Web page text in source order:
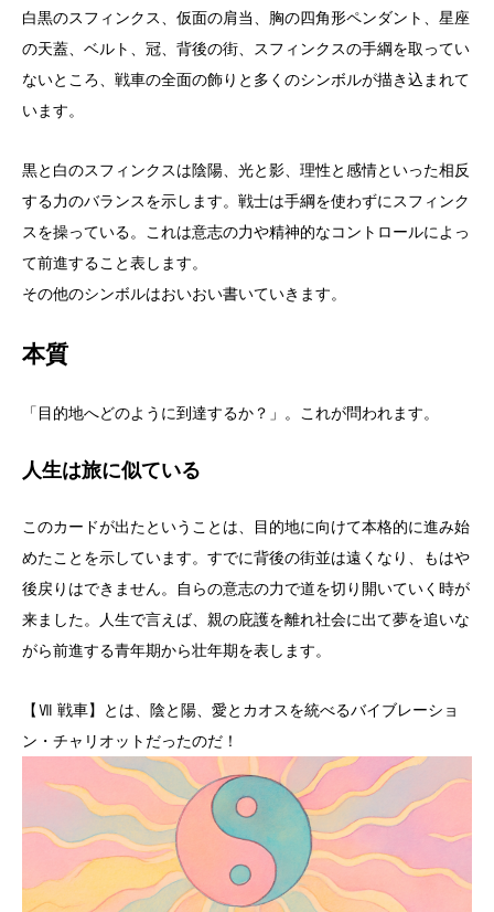
白黒のスフィンクス、仮面の肩当、胸の四角形ペンダント、星座
の天蓋、ベルト、冠、背後の街、スフィンクスの手綱を取ってい
ないところ、戦車の全面の飾りと多くのシンボルが描き込まれて
います。
黒と白のスフィンクスは陰陽、光と影、理性と感情といった相反
する力のバランスを示します。戦士は手綱を使わずにスフィンク
スを操っている。これは意志の力や精神的なコントロールによっ
て前進すること表します。
その他のシンボルはおいおい書いていきます。
本質
「目的地へどのように到達するか？」。これが問われます。
人生は旅に似ている
このカードが出たということは、目的地に向けて本格的に進み始
めたことを示しています。すでに背後の街並は遠くなり、もはや
後戻りはできません。自らの意志の力で道を切り開いていく時が
来ました。人生で言えば、親の庇護を離れ社会に出て夢を追いな
がら前進する青年期から壮年期を表します。
【Ⅶ 戦車】とは、陰と陽、愛とカオスを統べるバイブレーショ
ン・チャリオットだったのだ！